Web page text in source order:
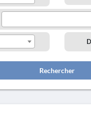
Rechercher